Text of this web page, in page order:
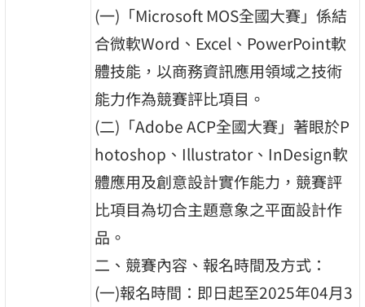
(一)「Microsoft MOS全國大賽」係結
合微軟Word、Excel、PowerPoint軟
體技能，以商務資訊應用領域之技術
能力作為競賽評比項目。
(二)「Adobe ACP全國大賽」著眼於P
hotoshop、Illustrator、InDesign軟
體應用及創意設計實作能力，競賽評
比項目為切合主題意象之平面設計作
品。
二、競賽內容、報名時間及方式：
(一)報名時間：即日起至2025年04月3